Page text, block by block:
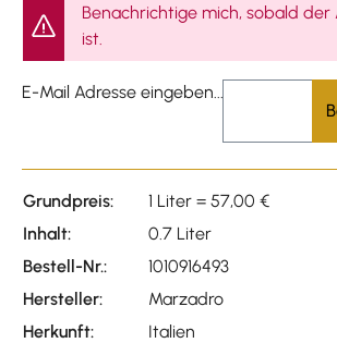
Benachrichtige mich, sobald
ist.
E-Mail Adresse eingeben...
Grundpreis:
1 Liter = 57,00 €
Inhalt:
0.7 Liter
Bestell-Nr.:
1010916493
Hersteller:
Marzadro
Herkunft:
Italien